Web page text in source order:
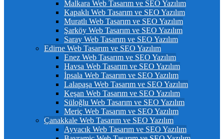
Malkara Web Tasarım ve SEO Yazılım
Kapaklı Web Tasarım ve SEO Yazılım
Muratlı Web Tasarım ve SEO Yazılım
Şarköy Web Tasarım ve SEO Yazılım
Saray Web Tasarım ve SEO Yazılım
Edirne Web Tasarım ve SEO Yazılım
Enez Web Tasarım ve SEO Yazılım
Havsa Web Tasarım ve SEO Yazılım
İpsala Web Tasarım ve SEO Yazılım
Lalapaşa Web Tasarım ve SEO Yazılım
Keşan Web Tasarım ve SEO Yazılım
Süloğlu Web Tasarım ve SEO Yazılım
Meriç Web Tasarım ve SEO Yazılım
Çanakkale Web Tasarım ve SEO Yazılım
Ayvacık Web Tasarım ve SEO Yazılım